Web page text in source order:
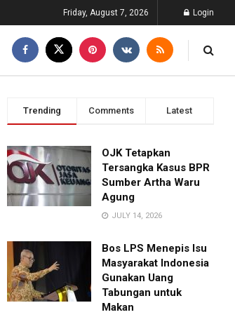
Friday, August 7, 2026 Login
Trending Comments Latest
OJK Tetapkan
Tersangka Kasus BPR
Sumber Artha Waru
Agung
JULY 14, 2026
Bos LPS Menepis Isu
Masyarakat Indonesia
Gunakan Uang
Tabungan untuk
Makan